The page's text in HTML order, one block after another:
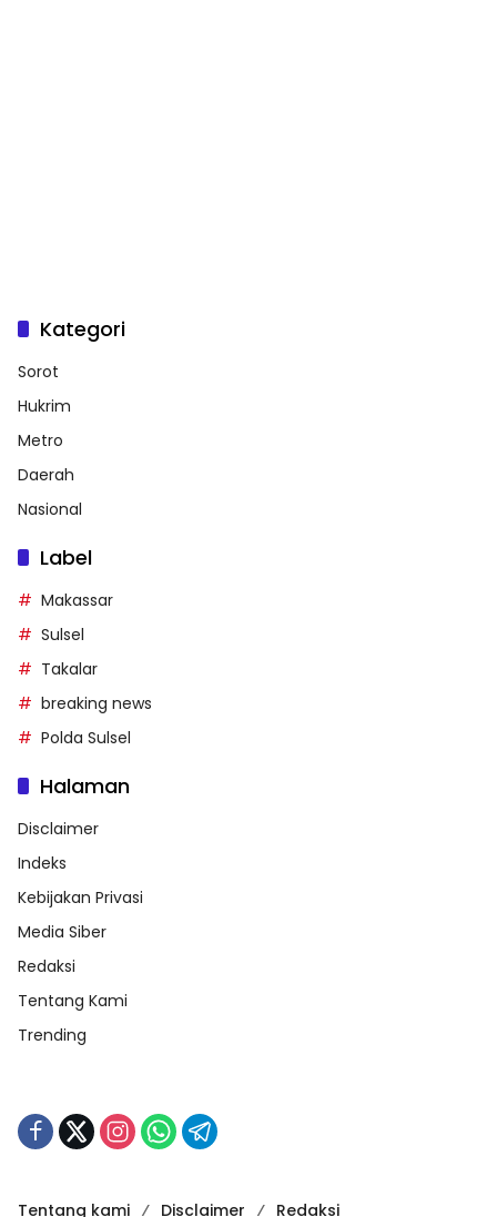
Kategori
Sorot
Hukrim
Metro
Daerah
Nasional
Label
Makassar
Sulsel
Takalar
breaking news
Polda Sulsel
Halaman
Disclaimer
Indeks
Kebijakan Privasi
Media Siber
Redaksi
Tentang Kami
Trending
Tentang kami Disclaimer Redaksi